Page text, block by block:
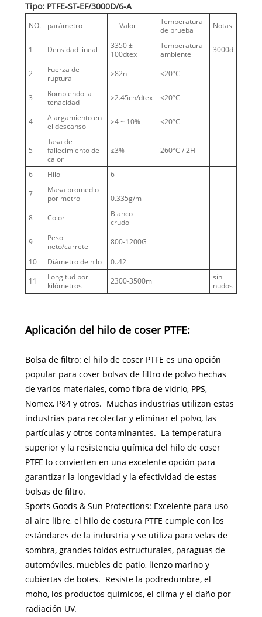
Tipo: PTFE-ST-EF/3000D/6-A
NO. parámetro Valor
Temperatura
de prueba
Notas
1 Densidad lineal
3350 ±
100dtex
Temperatura
ambiente
3000d
2
Fuerza de
ruptura
≥82n <20ºC
3
Rompiendo la
tenacidad
≥2.45cn/dtex <20ºC
4
Alargamiento en
el descanso
≥4 ~ 10% <20ºC
5
Tasa de
fallecimiento de
calor
≤3% 260ºC / 2H
6 Hilo
6
7
Masa promedio
por metro
0.335g/m
8
Color
Blanco
crudo
9
Peso
neto/carrete
800-1200G
10
Diámetro de hilo
0..42
11
Longitud por
kilómetros
2300-3500m
sin
nudos
Aplicación del hilo de coser PTFE:
Bolsa de filtro: el hilo de coser PTFE es una opción
popular para coser bolsas de filtro de polvo hechas
de varios materiales, como fibra de vidrio, PPS,
Nomex, P84 y otros. Muchas industrias utilizan estas
industrias para recolectar y eliminar el polvo, las
partículas y otros contaminantes. La temperatura
superior y la resistencia química del hilo de coser
PTFE lo convierten en una excelente opción para
garantizar la longevidad y la efectividad de estas
bolsas de filtro.
Sports Goods & Sun Protections: Excelente para uso
al aire libre, el hilo de costura PTFE cumple con los
estándares de la industria y se utiliza para velas de
sombra, grandes toldos estructurales, paraguas de
automóviles, muebles de patio, lienzo marino y
cubiertas de botes. Resiste la podredumbre, el
moho, los productos químicos, el clima y el daño por
radiación UV.